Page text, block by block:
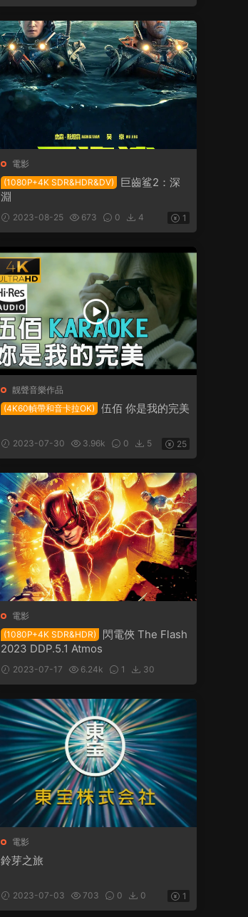
電影
(1080P+4K SDR&HDR&DV)
巨齒鲨2：深
淵
2023-08-25 673 0 4 1
靓聲音樂作品
(4K60幀帶和音卡拉OK)
伍佰 你是我的完美
2023-07-30 3.96k 0 5 25
電影
(1080P+4K SDR&HDR)
閃電俠 The Flash
2023 DDP.5.1 Atmos
2023-07-17 6.24k 1 30
電影
鈴芽之旅
2023-07-03 703 0 0 1